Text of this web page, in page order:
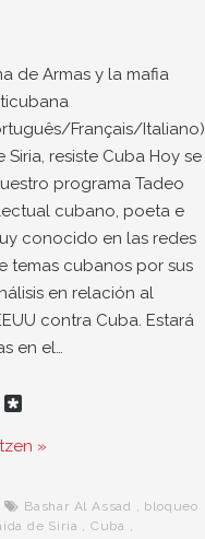
de Armas y la mafia
Français/Italiano)
Siria, resiste Cuba Hoy se
programa Tadeo
cubano, poeta e
conocido en las redes
temas cubanos por sus
en relación al
contra Cuba. Estará
en el…
M
e
e
a
s
r
a
»
Bashar Al Assad
bloqueo
de Siria Cuba